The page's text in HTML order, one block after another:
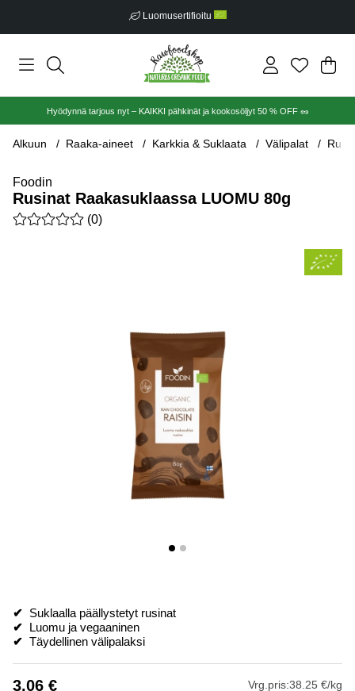
Luomusertifioitu
.
Hyödynnä tarjous nyt – KAIKKI pähkinät ja kookosöljyt 50 % OFF 🥜
Alkuun Raaka-aineet Karkkia & Suklaata Välipalat
Foodin
Rusinat Raakasuklaassa LUOMU 80g
Keskiarvoluokitus 0 / 5 Arvioiden määrä 0
(0)
✔ Suklaalla päällystetyt rusinat
✔ Luomu ja vegaaninen
✔ Täydellinen välipalaksi
3.06 € Vrg.pris:38.25 €/kg